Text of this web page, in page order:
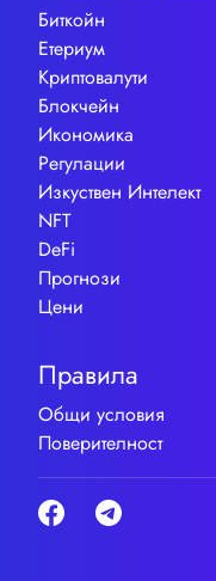
Биткойн
Етериум
Криптовалути
Блокчейн
Икономика
Регулации
Изкуствен Интелект
NFT
DeFi
Прогнози
Цени
Правила
Общи условия
Поверителност